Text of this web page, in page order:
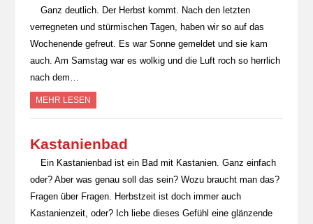
Ganz deutlich. Der Herbst kommt. Nach den letzten
verregneten und stürmischen Tagen, haben wir so auf das
Wochenende gefreut. Es war Sonne gemeldet und sie kam
auch. Am Samstag war es wolkig und die Luft roch so herrlich
nach dem…
MEHR LESEN
Kastanienbad
Ein Kastanienbad ist ein Bad mit Kastanien. Ganz einfach
oder? Aber was genau soll das sein? Wozu braucht man das?
Fragen über Fragen. Herbstzeit ist doch immer auch
Kastanienzeit, oder? Ich liebe dieses Gefühl eine glänzende